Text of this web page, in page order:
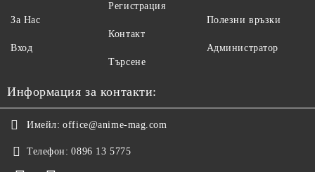
За Нас
Вход
Регистрация
Контакт
Търсене
Полезни връзки
Администратор
Информация за контакти:
Имейл: office@anime-mag.com
Телефон: 0896 13 5775